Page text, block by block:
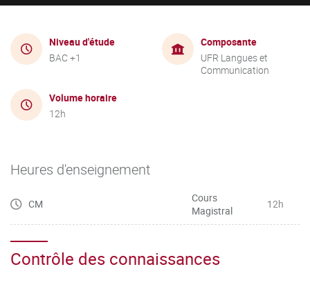
Niveau d'étude
BAC +1
Composante
UFR Langues et
Communication
Volume horaire
12h
Heures d'enseignement
CM
Cours
Magistral
12h
Contrôle des connaissances